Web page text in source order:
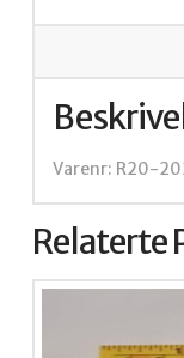
Varenr: R20-
Relaterte